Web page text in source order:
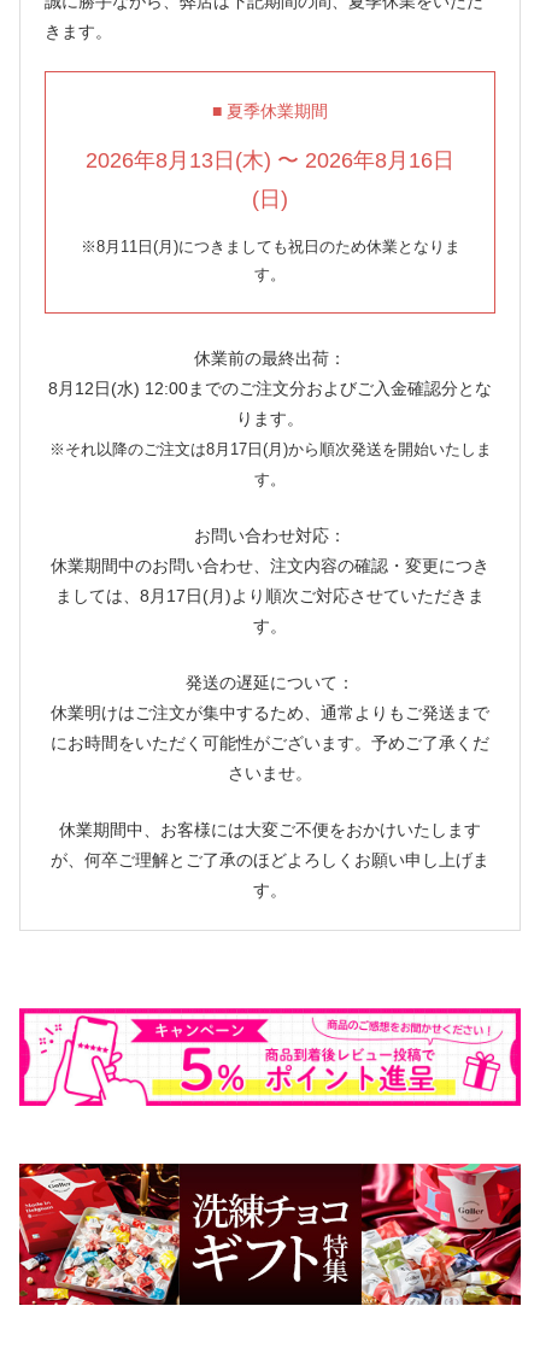
きます。
■ 夏季休業期間
2026年8月13日(木) 〜 2026年8月16日
(日)
※8月11日(月)につきましても祝日のため休業となりま
す。
休業前の最終出荷：
8月12日(水) 12:00までのご注文分およびご入金確認分とな
ります。
※それ以降のご注文は8月17日(月)から順次発送を開始いたしま
す。
お問い合わせ対応：
休業期間中のお問い合わせ、注文内容の確認・変更につき
ましては、8月17日(月)より順次ご対応させていただきま
す。
発送の遅延について：
休業明けはご注文が集中するため、通常よりもご発送まで
にお時間をいただく可能性がございます。予めご了承くだ
さいませ。
休業期間中、お客様には大変ご不便をおかけいたします
が、何卒ご理解とご了承のほどよろしくお願い申し上げま
す。